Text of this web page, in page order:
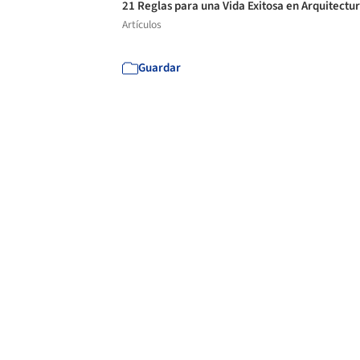
21 Reglas para una Vida Exitosa en
Artículos
Guardar